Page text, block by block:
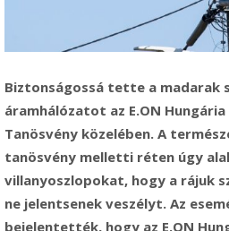
Biztonságossá tette a madarak
áramhálózatot az E.ON
Tanösvény közelében. A
tanösvény melletti réten úgy
villanyoszlopokat, hogy a rájuk
ne jelentsenek veszélyt. Az
bejelentették, hogy az E.ON